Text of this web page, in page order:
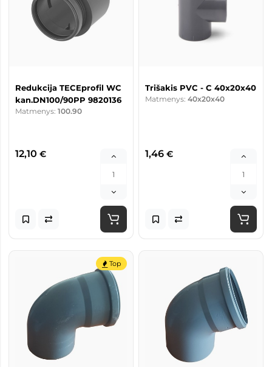
Redukcija TECEprofil WC
kan.DN100/90PP 9820136
Matmenys: 100.90
12,10 €
Trišakis PVC - C 40x20x40
Matmenys: 40x20x40
1,46 €
Top